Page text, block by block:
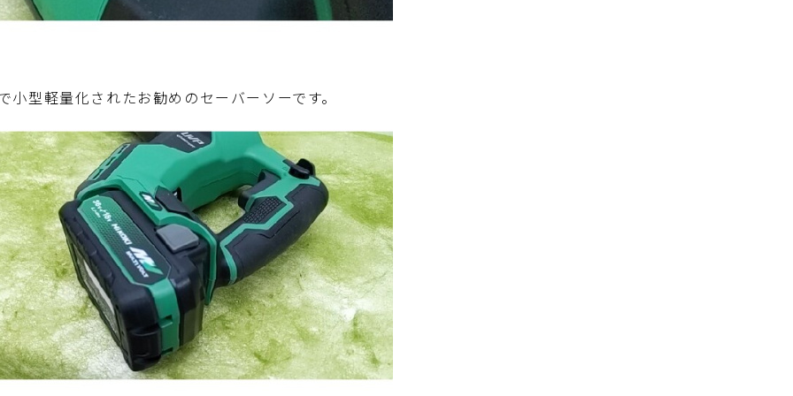
小型軽量化されたお勧めのセーバーソーです。